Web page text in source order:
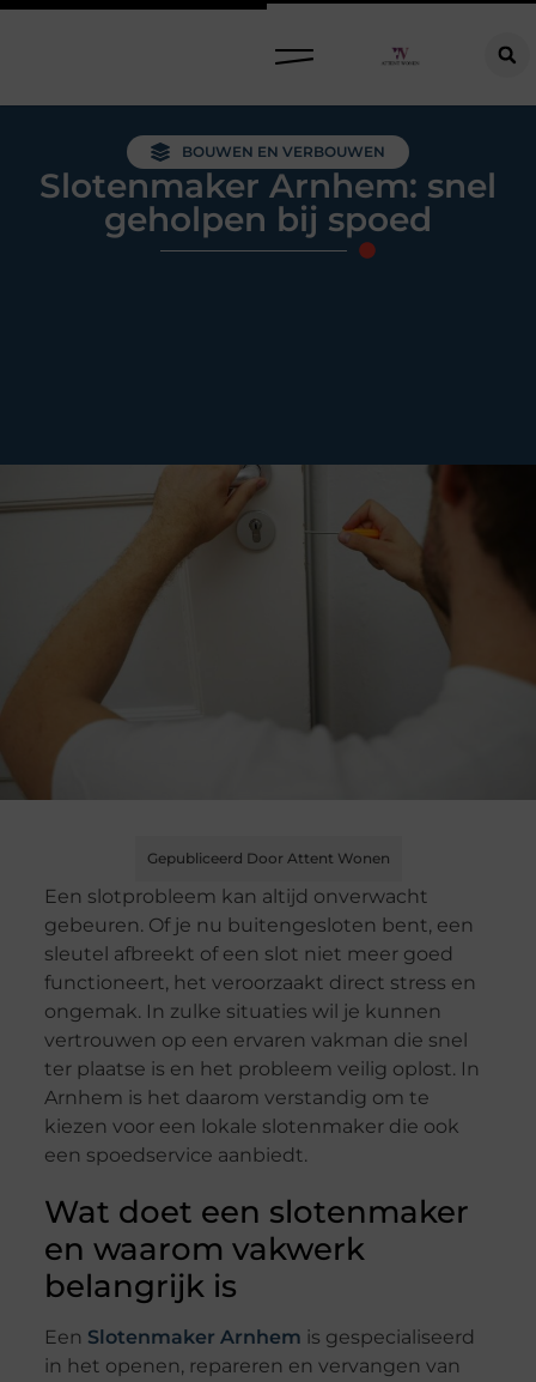
BOUWEN EN VERBOUWEN
Slotenmaker Arnhem: snel
geholpen bij spoed
Gepubliceerd Door Attent Wonen
Een slotprobleem kan altijd onverwacht
gebeuren. Of je nu buitengesloten bent, een
sleutel afbreekt of een slot niet meer goed
functioneert, het veroorzaakt direct stress en
ongemak. In zulke situaties wil je kunnen
vertrouwen op een ervaren vakman die snel
ter plaatse is en het probleem veilig oplost. In
Arnhem is het daarom verstandig om te
kiezen voor een lokale slotenmaker die ook
een spoedservice aanbiedt.
Wat doet een slotenmaker
en waarom vakwerk
belangrijk is
Een Slotenmaker Arnhem is gespecialiseerd
in het openen, repareren en vervangen van